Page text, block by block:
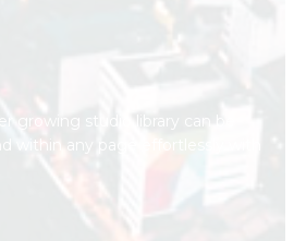
growing studio library can be
within any page effortlessly with